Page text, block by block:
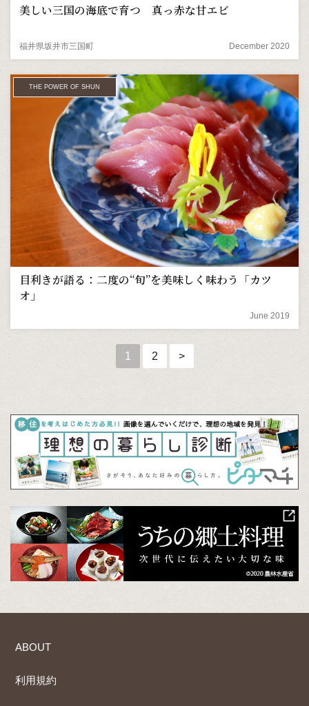
美しい三国の海底で育つ 真っ赤な甘エビ
福井県坂井市三国町 December 2020
THE POWER OF SHUN
目利きが語る：二度の“旬”を美味しく味わう「カツ
オ」
June 2019
1 2 >
ABOUT
利用規約